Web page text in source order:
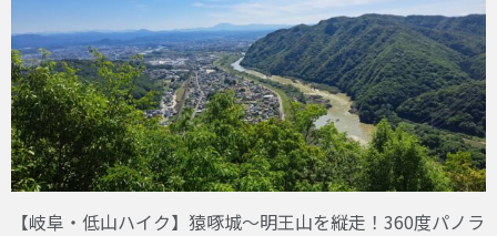
【岐阜・低山ハイク】猿啄城〜明王山を縦走！360度パノラ